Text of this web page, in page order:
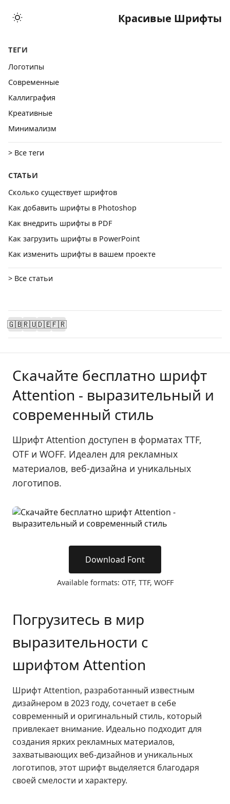
Красивые Шрифты
ТЕГИ
Логотипы
Cовременные
Каллиграфия
Креативные
Минимализм
> Все теги
СТАТЬИ
Сколько существует шрифтов
Как добавить шрифты в Photoshop
Как внедрить шрифты в PDF
Как загрузить шрифты в PowerPoint
Как изменить шрифты в вашем проекте
> Все статьи
🇬🇧🇷🇺🇩🇪🇫🇷
Скачайте бесплатно шрифт
Attention - выразительный и
современный стиль
Шрифт Attention доступен в форматах TTF,
OTF и WOFF. Идеален для рекламных
материалов, веб-дизайна и уникальных
логотипов.
Download Font
Available formats: OTF, TTF, WOFF
Погрузитесь в мир
выразительности с
шрифтом Attention
Шрифт Attention, разработанный известным
дизайнером в 2023 году, сочетает в себе
современный и оригинальный стиль, который
привлекает внимание. Идеально подходит для
создания ярких рекламных материалов,
захватывающих веб-дизайнов и уникальных
логотипов, этот шрифт выделяется благодаря
своей смелости и характеру.